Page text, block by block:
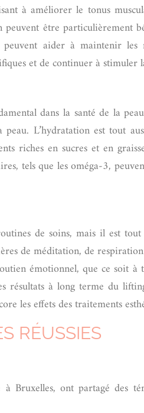
à améliorer le tonus
être particulièrement
aider à maintenir
et de continuer à stimuler
dans la santé de la
peau. L’hydratation est tout
riches en sucres et en
tels que les oméga-3,
de soins, mais il est
de méditation, de
émotionnel, que ce soit à
résultats à long terme du
les effets des traitements
RÉUSSIES
Bruxelles, ont partagé des